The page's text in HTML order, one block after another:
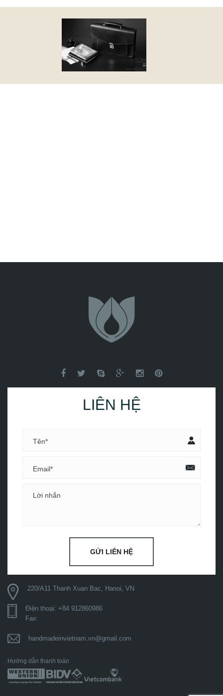
LIÊN HỆ
GỬI LIÊN HỆ
220/A11 Thanh Xuan Bac, Hanoi, VN
Điện thoại: +84 912860986
Fax:
handmadeinvietnam.vn@gmail.com
Hướng dẫn thanh toán